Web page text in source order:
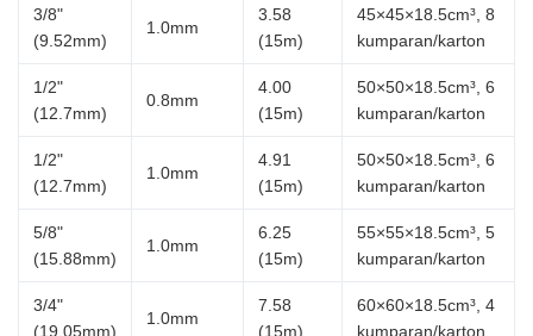
3/8"
(9.52mm)
1.0mm
3.58
(15m)
45×45×18.5cm³, 8
kumparan/karton
1/2"
(12.7mm)
0.8mm
4.00
(15m)
50×50×18.5cm³, 6
kumparan/karton
1/2"
(12.7mm)
1.0mm
4.91
(15m)
50×50×18.5cm³, 6
kumparan/karton
5/8"
(15.88mm)
1.0mm
6.25
(15m)
55×55×18.5cm³, 5
kumparan/karton
3/4"
(19.05mm)
1.0mm
7.58
(15m)
60×60×18.5cm³, 4
kumparan/karton